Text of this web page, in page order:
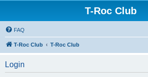
T-Roc Club
FAQ
T-Roc Club T-Roc Club
Login